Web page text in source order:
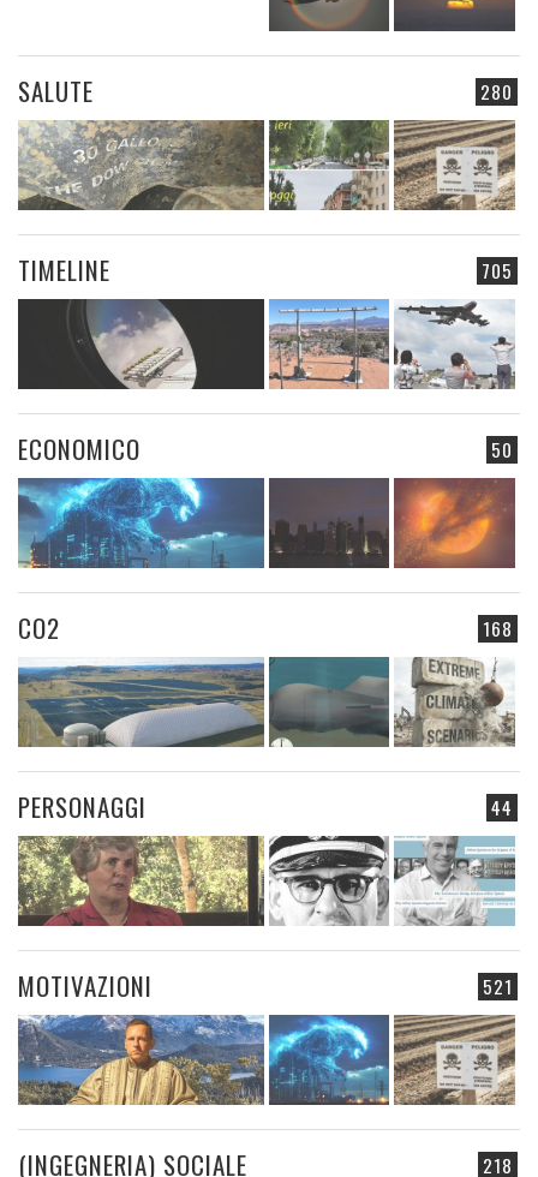
280
SALUTE
705
TIMELINE
50
ECONOMICO
168
CO2
44
PERSONAGGI
521
MOTIVAZIONI
218
(INGEGNERIA) SOCIALE